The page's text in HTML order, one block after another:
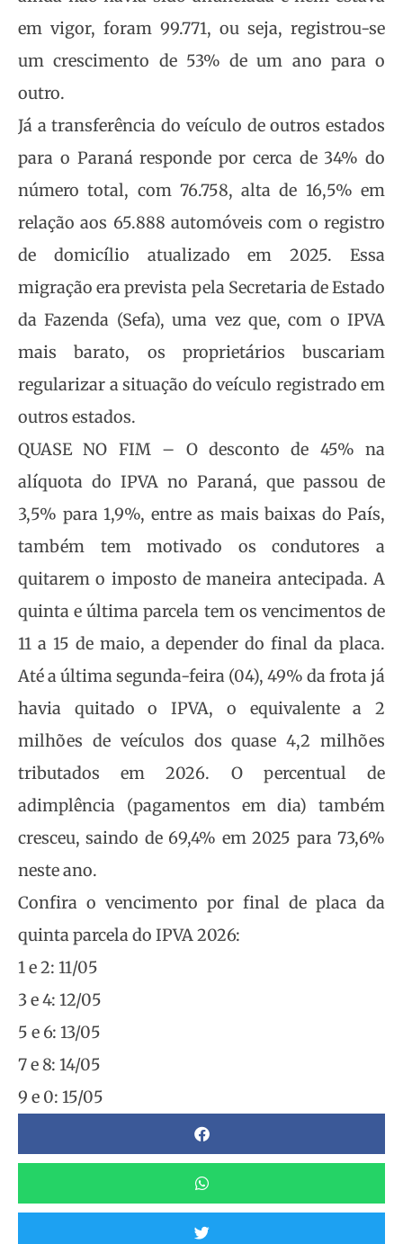
em vigor, foram 99.771, ou seja, registrou-se
um crescimento de 53% de um ano para o
outro.
Já a transferência do veículo de outros estados
para o Paraná responde por cerca de 34% do
número total, com 76.758, alta de 16,5% em
relação aos 65.888 automóveis com o registro
de domicílio atualizado em 2025. Essa
migração era prevista pela Secretaria de Estado
da Fazenda (Sefa), uma vez que, com o IPVA
mais barato, os proprietários buscariam
regularizar a situação do veículo registrado em
outros estados.
QUASE NO FIM – O desconto de 45% na
alíquota do IPVA no Paraná, que passou de
3,5% para 1,9%, entre as mais baixas do País,
também tem motivado os condutores a
quitarem o imposto de maneira antecipada. A
quinta e última parcela tem os vencimentos de
11 a 15 de maio, a depender do final da placa.
Até a última segunda-feira (04), 49% da frota já
havia quitado o IPVA, o equivalente a 2
milhões de veículos dos quase 4,2 milhões
tributados em 2026. O percentual de
adimplência (pagamentos em dia) também
cresceu, saindo de 69,4% em 2025 para 73,6%
neste ano.
Confira o vencimento por final de placa da
quinta parcela do IPVA 2026:
1 e 2: 11/05
3 e 4: 12/05
5 e 6: 13/05
7 e 8: 14/05
9 e 0: 15/05